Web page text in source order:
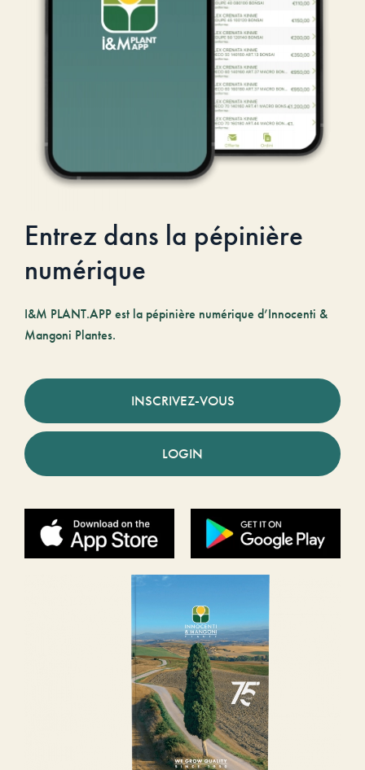
Entrez dans la pépinière
numérique
I&M PLANT.APP est la pépinière numérique d’Innocenti &
Mangoni Plantes.
INSCRIVEZ-VOUS
LOGIN